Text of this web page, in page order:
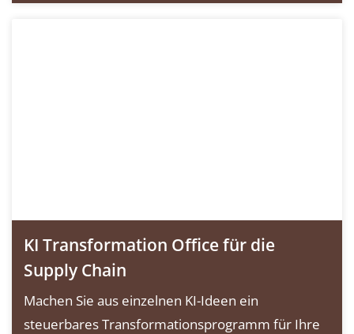
KI Transformation Office für die
Supply Chain
Machen Sie aus einzelnen KI-Ideen ein
steuerbares Transformationsprogramm für Ihre